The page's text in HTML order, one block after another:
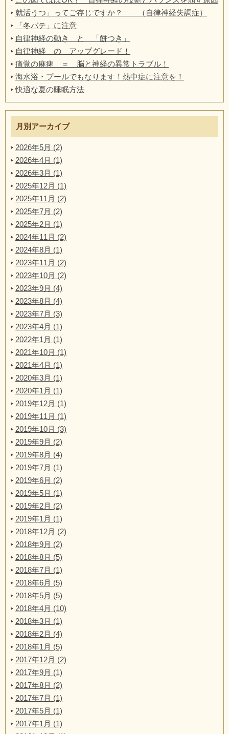
就活うつ」ってご存じですか？ （自律神経失調症）
「冬バテ」に注意
自律神経の動き と 「餅つき」
自律神経 の アップグレード！
痛覚の麻痺 ＝ 脳と神経の異常トラブル！
海水浴・プールでもなります！熱中症に注意を！
快適な夏の睡眠方法
月別アーカイブ
2026年5月 (2)
2026年4月 (1)
2026年3月 (1)
2025年12月 (1)
2025年11月 (2)
2025年7月 (2)
2025年2月 (1)
2024年11月 (2)
2024年8月 (1)
2023年11月 (2)
2023年10月 (2)
2023年9月 (4)
2023年8月 (4)
2023年7月 (3)
2023年4月 (1)
2022年1月 (1)
2021年10月 (1)
2021年4月 (1)
2020年3月 (1)
2020年1月 (1)
2019年12月 (1)
2019年11月 (1)
2019年10月 (3)
2019年9月 (2)
2019年8月 (4)
2019年7月 (1)
2019年6月 (2)
2019年5月 (1)
2019年2月 (2)
2019年1月 (1)
2018年12月 (2)
2018年9月 (2)
2018年8月 (5)
2018年7月 (1)
2018年6月 (5)
2018年5月 (5)
2018年4月 (10)
2018年3月 (1)
2018年2月 (4)
2018年1月 (5)
2017年12月 (2)
2017年9月 (1)
2017年8月 (2)
2017年7月 (1)
2017年5月 (1)
2017年1月 (1)